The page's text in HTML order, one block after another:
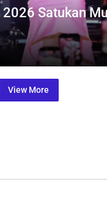
Satukan
View More